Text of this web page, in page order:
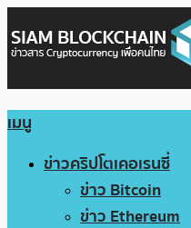
เมนู
ข่าวคริปโตเคอเรนซี่
ข่าว Bitcoin
ข่าว Ethereum